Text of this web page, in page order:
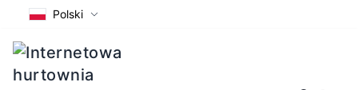
Polski